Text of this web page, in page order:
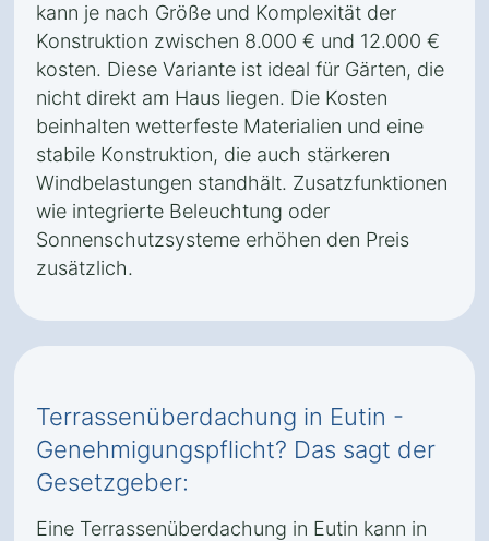
kann je nach Größe und Komplexität der
Konstruktion zwischen 8.000 € und 12.000 €
kosten. Diese Variante ist ideal für Gärten, die
nicht direkt am Haus liegen. Die Kosten
beinhalten wetterfeste Materialien und eine
stabile Konstruktion, die auch stärkeren
Windbelastungen standhält. Zusatzfunktionen
wie integrierte Beleuchtung oder
Sonnenschutzsysteme erhöhen den Preis
zusätzlich.
Terrassenüberdachung in Eutin -
Genehmigungspflicht? Das sagt der
Gesetzgeber:
Eine Terrassenüberdachung in Eutin kann in